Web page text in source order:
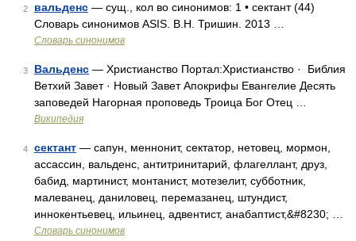
2 вальденс — сущ., кол во синонимов: 1 • сектант (44)
Словарь синонимов ASIS. В.Н. Тришин. 2013 …
Словарь синонимов
3 Вальденс — Христианство Портал:Христианство · ‎ Библия
Ветхий Завет · Новый Завет Апокрифы Евангелие Десять
заповедей Нагорная проповедь Троица Бог Отец …
Википедия
4 сектант — сапун, меннонит, сектатор, нетовец, мормон,
ассассин, вальденс, антитринитарий, флагеллант, друз,
бабид, мартинист, монтанист, мотезелит, субботник,
малеванец, даниловец, перемазанец, штундист,
иннокентьевец, ильинец, адвентист, анабаптист,&#8230; …
Словарь синонимов